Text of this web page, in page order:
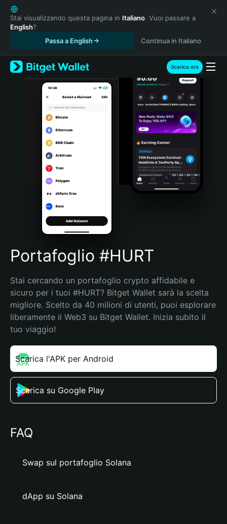
English
日本語
Tiếng Việt
Español (Latinoamérica)
Türkçe
Italiano
Português (Portugal)
Bahasa Indonesia
Português (Brasil)
Español (Argentina)
Stai visualizzando questa pagina in Italiano. Vuoi passare a
English?
Passa a English
Continua in Italiano
Scarica ora
Portafoglio #HURT
Stai cercando un portafoglio crypto affidabile e
sicuro per i tuoi #HURT? Bitget Wallet sarà la scelta
migliore. Scelto da 40 milioni di utenti, puoi esplorare
liberamente il Web3 su Bitget Wallet. Inizia subito il
tuo viaggio!
Scarica l'APK per Android
Scarica su Google Play
FAQ
Swap sul portafoglio Solana
dApp su Solana